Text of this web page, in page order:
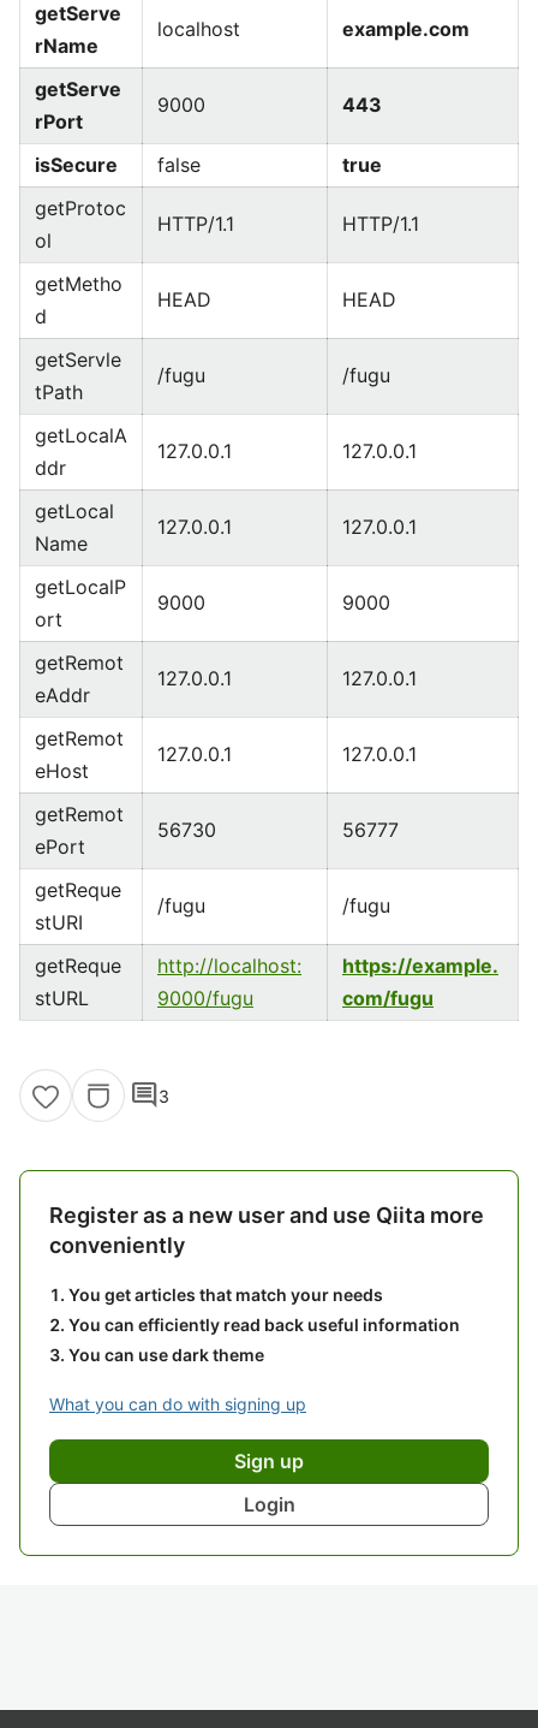
getServe
rName
localhost example.com
getServe
rPort
9000 443
isSecure false
true
getProtoc
ol
HTTP/1.1 HTTP/1.1
getMetho
d
HEAD HEAD
getServle
tPath
/fugu /fugu
getLocalA
ddr
127.0.0.1 127.0.0.1
getLocal
Name
127.0.0.1 127.0.0.1
getLocalP
ort
9000 9000
getRemot
eAddr
127.0.0.1 127.0.0.1
getRemot
eHost
127.0.0.1 127.0.0.1
getRemot
ePort
56730 56777
getReque
stURI
/fugu /fugu
getReque
stURL
http://localhost:
9000/fugu
https://example.
com/fugu
comment3
Register as a new user and use Qiita more
conveniently
You get articles that match your needs
You can efficiently read back useful information
You can use dark theme
What you can do with signing up
Sign up
Login